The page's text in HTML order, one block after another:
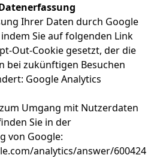
Ihrer Daten durch Google
Sie auf folgenden Link
Out-Cookie gesetzt, der die
bei zukünftigen Besuchen
Google Analytics
Umgang mit Nutzerdaten
Sie in der
von Google:
analytics/answer/600424